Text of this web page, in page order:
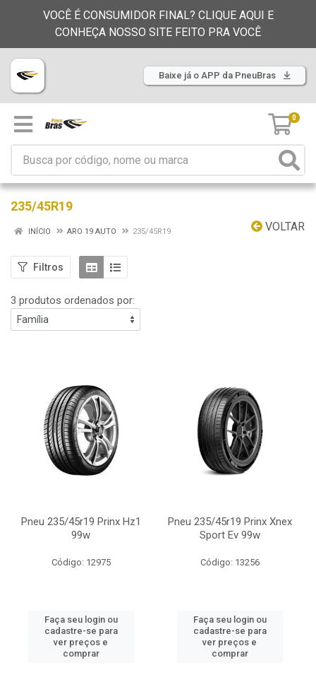
VOCÊ É CONSUMIDOR FINAL? CLIQUE AQUI E
CONHEÇA NOSSO SITE FEITO PRA VOCÊ
Baixe já o APP da PneuBras
0
235/45R19
VOLTAR
INÍCIO ARO 19 AUTO 235/45R19
Filtros
3 produtos ordenados por:
Pneu 235/45r19 Prinx Hz1
99w
Código: 12975
Faça seu login ou
cadastre-se para
ver preços e
comprar
Pneu 235/45r19 Prinx Xnex
Sport Ev 99w
Código: 13256
Faça seu login ou
cadastre-se para
ver preços e
comprar